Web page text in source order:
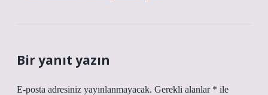
Bir yanıt yazın
E-posta adresiniz yayınlanmayacak. Gerekli alanlar * ile